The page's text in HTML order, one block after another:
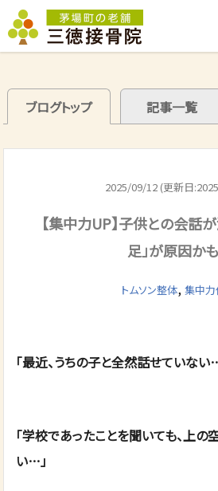
ブログトップ 記事一覧
2025/09/12 (更新日
【集中力UP】子供との会話
足」が原因か
トムソン整体, 集中
「最近、うちの子と全然話せていない
「学校であったことを聞いても、上の
い…」